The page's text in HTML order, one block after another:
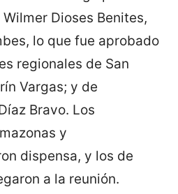
Dioses Benites,
lo que fue aprobado
regionales de San
Vargas; y de
Bravo. Los
y
dispensa, y los de
a la reunión.